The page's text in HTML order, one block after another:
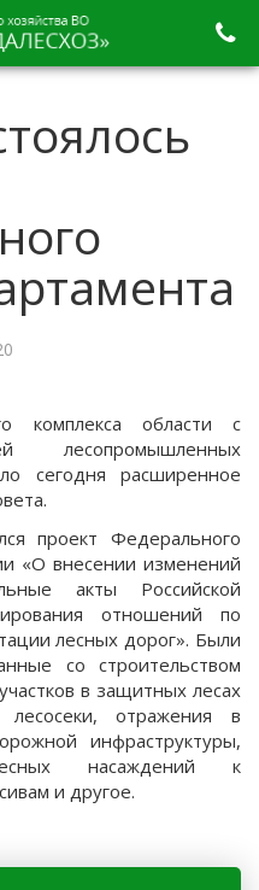
комплекса области с
лесопромышленных
сегодня расширенное
проект Федерального
«О внесении изменений
акты Российской
отношений по
лесных дорог». Были
со строительством
в защитных лесах
лесосеки, отражения в
инфраструктуры,
насаждений к
и другое.